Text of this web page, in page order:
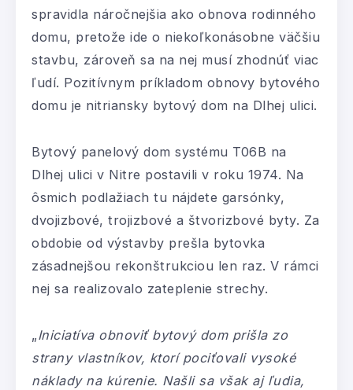
spravidla náročnejšia ako obnova rodinného
domu, pretože ide o niekoľkonásobne väčšiu
stavbu, zároveň sa na nej musí zhodnúť viac
ľudí. Pozitívnym príkladom obnovy bytového
domu je nitriansky bytový dom na Dlhej ulici.
Bytový panelový dom systému T06B na
Dlhej ulici v Nitre postavili v roku 1974. Na
ôsmich podlažiach tu nájdete garsónky,
dvojizbové, trojizbové a štvorizbové byty. Za
obdobie od výstavby prešla bytovka
zásadnejšou rekonštrukciou len raz. V rámci
nej sa realizovalo zateplenie strechy.
„Iniciatíva obnoviť bytový dom prišla zo
strany vlastníkov, ktorí pociťovali vysoké
náklady na kúrenie. Našli sa však aj ľudia,